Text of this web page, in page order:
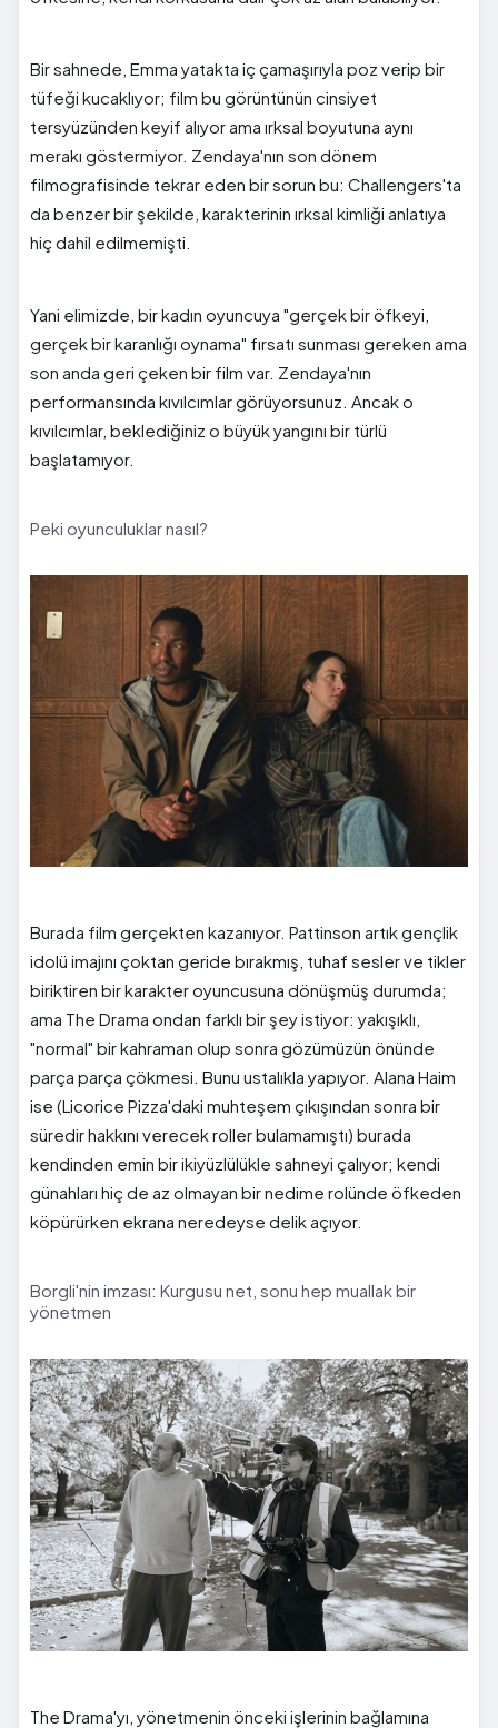
Bir sahnede, Emma yatakta iç çamaşırıyla poz verip bir
tüfeği kucaklıyor; film bu görüntünün cinsiyet
tersyüzünden keyif alıyor ama ırksal boyutuna aynı
merakı göstermiyor. Zendaya'nın son dönem
filmografisinde tekrar eden bir sorun bu: Challengers'ta
da benzer bir şekilde, karakterinin ırksal kimliği anlatıya
hiç dahil edilmemişti.
Yani elimizde, bir kadın oyuncuya "gerçek bir öfkeyi,
gerçek bir karanlığı oynama" fırsatı sunması gereken ama
son anda geri çeken bir film var. Zendaya'nın
performansında kıvılcımlar görüyorsunuz. Ancak o
kıvılcımlar, beklediğiniz o büyük yangını bir türlü
başlatamıyor.
Peki oyunculuklar nasıl?
Burada film gerçekten kazanıyor. Pattinson artık gençlik
idolü imajını çoktan geride bırakmış, tuhaf sesler ve tikler
biriktiren bir karakter oyuncusuna dönüşmüş durumda;
ama The Drama ondan farklı bir şey istiyor: yakışıklı,
"normal" bir kahraman olup sonra gözümüzün önünde
parça parça çökmesi. Bunu ustalıkla yapıyor. Alana Haim
ise (Licorice Pizza'daki muhteşem çıkışından sonra bir
süredir hakkını verecek roller bulamamıştı) burada
kendinden emin bir ikiyüzlülükle sahneyi çalıyor; kendi
günahları hiç de az olmayan bir nedime rolünde öfkeden
köpürürken ekrana neredeyse delik açıyor.
Borgli'nin imzası: Kurgusu net, sonu hep muallak bir
yönetmen
The Drama'yı, yönetmenin önceki işlerinin bağlamına